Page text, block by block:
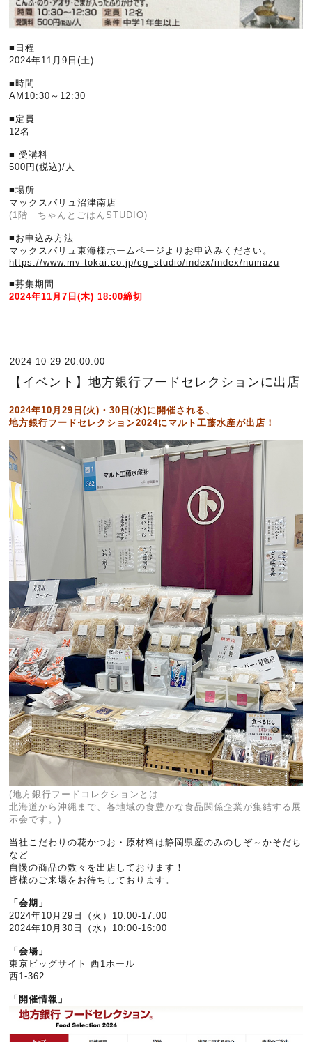
■日程
2024年11月9日(土)
■時間
AM10:30～12:30
■定員
12名
■ 受講料
500円(税込)/人
■場所
マックスバリュ沼津南店
(1階 ちゃんとごはんSTUDIO)
■お申込み方法
マックスバリュ東海様ホームページよりお申込みください。
https://www.mv-tokai.co.jp/cg_studio/index/index/numazu
■募集期間
2024年11月7日(木) 18:00締切
2024-10-29 20:00:00
【イベント】地方銀行フードセレクションに出店
2024年10月29日(火)・30日(水)に開催される、
地方銀行フードセレクション2024にマルト工藤水産が出店！
(地方銀行フードコレクションとは..
北海道から沖縄まで、各地域の食豊かな食品関係企業が集結する展
示会です。)
当社こだわりの花かつお・原材料は静岡県産のみのしぞ～かそだち
など
自慢の商品の数々を出店しております！
皆様のご来場をお待ちしております。
「会期」
2024年10月29日（火）10:00-17:00
2024年10月30日（水）10:00-16:00
「会場」
東京ビッグサイト 西1ホール
西1-362
「開催情報」